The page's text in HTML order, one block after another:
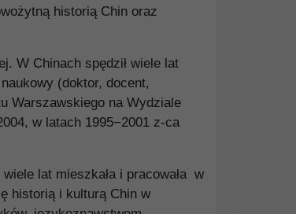
historią Chin oraz
W Chinach spędził wiele lat
(doktor, docent,
Warszawskiego na Wydziale
w latach 1995−2001 z-ca
lat mieszkała i pracowała w
historią i kulturą Chin w